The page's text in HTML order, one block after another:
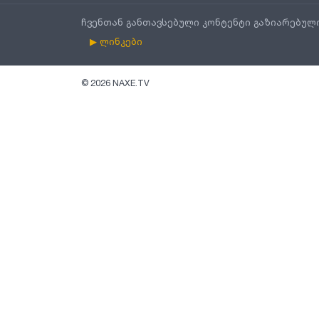
ჩვენთან განთავსებული კონტენტი
▶ ლინკები
© 2026 NAXE.TV